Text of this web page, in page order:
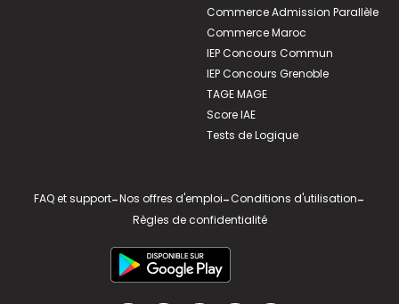
Commerce Admission Parallèle
Commerce Maroc
IEP Concours Commun
IEP Concours Grenoble
TAGE MAGE
Score IAE
Tests de Logique
FAQ et support-Nos offres d'emploi-Conditions d'utilisation-
Règles de confidentialité